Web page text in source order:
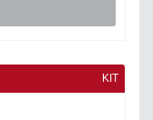
KIT